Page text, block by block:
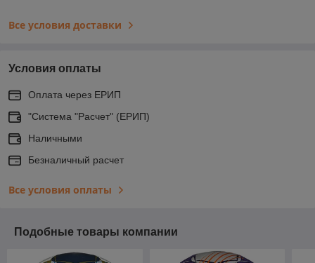
Все условия доставки
Условия оплаты
Оплата через ЕРИП
"Система "Расчет" (ЕРИП)
Наличными
Безналичный расчет
Все условия оплаты
Подобные товары компании